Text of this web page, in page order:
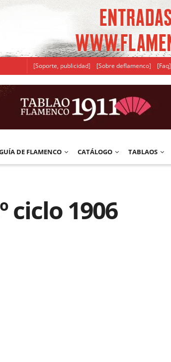
[Soporte, publicidad] [Sobre deflamenco] [Faq]
DE FLAMENCO CATÁLOGO TABLAOS
ciclo 1906